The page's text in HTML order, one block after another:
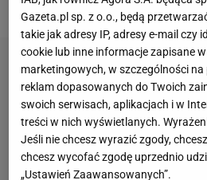
Gazeta.pl sp. z o.o., będą
takie jak adresy IP, adresy e-mail czy
cookie lub inne informacje zapisane
marketingowych, w szczególności
reklam dopasowanych do Twoich
swoich serwisach, aplikacjach i w
treści w nich wyświetlanych.
Jeśli nie chcesz wyrazić zgody,
chcesz wycofać zgodę uprzednio
„Ustawień Zaawansowanych”.